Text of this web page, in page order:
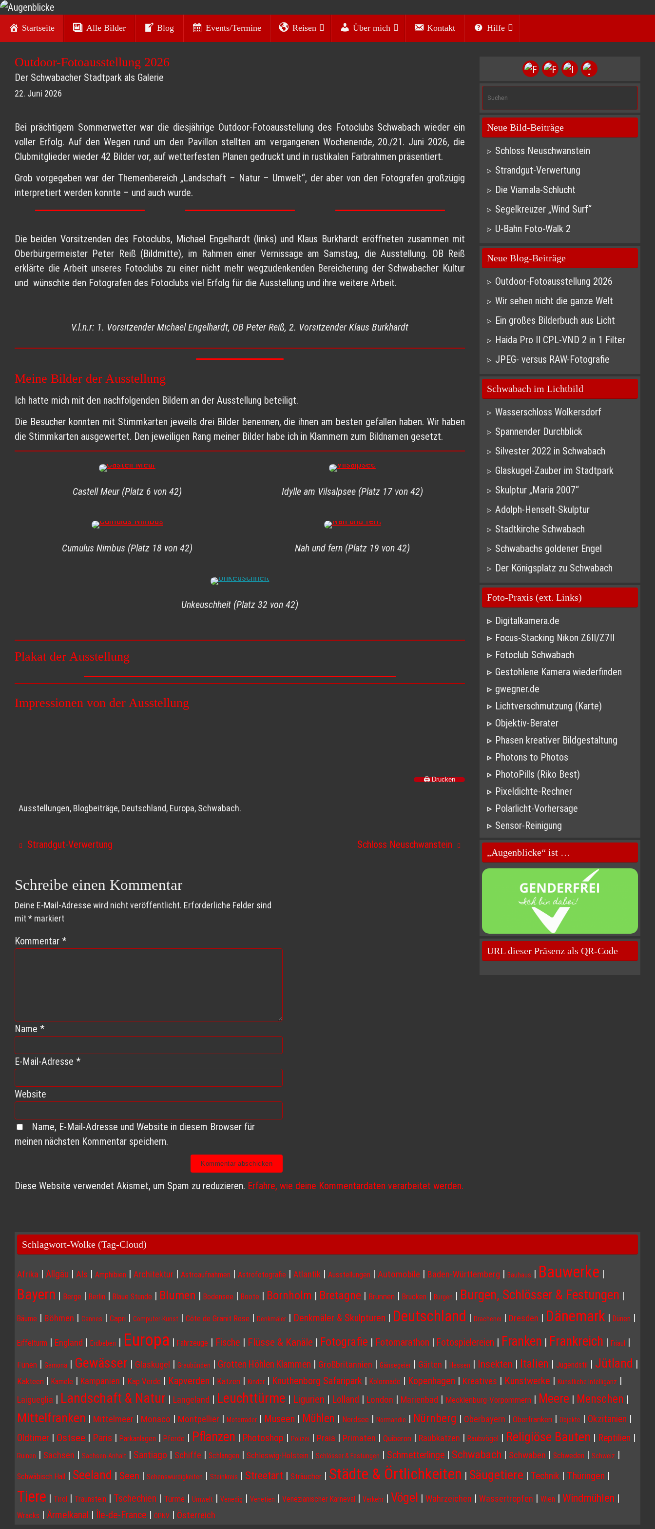
Zum
Inhalt
Augenblicke
Kurt O. Wörl - Fotografie
Inhalt
Startseite Alle Bilder Blog Events/Termine Reisen Über mich Kontakt Hilfe
Outdoor-Fotoausstellung 2026
Der Schwabacher Stadtpark als Galerie
22. Juni 2026
Bei prächtigem Sommerwetter war die diesjährige Outdoor-Fotoausstellung des Fotoclubs Schwabach wieder ein
voller Erfolg. Auf den Wegen rund um den Pavillon stellten am vergangenen Wochenende, 20./21. Juni 2026, die
Clubmitglieder wieder 42 Bilder vor, auf wetterfesten Planen gedruckt und in rustikalen Farbrahmen präsentiert.
Grob vorgegeben war der Themenbereich „Landschaft – Natur – Umwelt“, der aber von den Fotografen großzügig
interpretiert werden konnte – und auch wurde.
Die beiden Vorsitzenden des Fotoclubs, Michael Engelhardt (links) und Klaus Burkhardt eröffneten zusammen mit
Oberbürgermeister Peter Reiß (Bildmitte), im Rahmen einer Vernissage am Samstag, die Ausstellung. OB Reiß
erklärte die Arbeit unseres Fotoclubs zu einer nicht mehr wegzudenkenden Bereicherung der Schwabacher Kultur
und wünschte den Fotografen des Fotoclubs viel Erfolg für die Ausstellung und ihre weitere Arbeit.
V.l.n.r: 1. Vorsitzender Michael Engelhardt, OB Peter Reiß, 2. Vorsitzender Klaus Burkhardt
Meine Bilder der Ausstellung
Ich hatte mich mit den nachfolgenden Bildern an der Ausstellung beteiligt.
Die Besucher konnten mit Stimmkarten jeweils drei Bilder benennen, die ihnen am besten gefallen haben. Wir haben
die Stimmkarten ausgewertet. Den jeweiligen Rang meiner Bilder habe ich in Klammern zum Bildnamen gesetzt.
Castell Meur (Platz 6 von 42) Idylle am Vilsalpsee (Platz 17 von 42)
Cumulus Nimbus (Platz 18 von 42) Nah und fern (Platz 19 von 42)
Unkeuschheit (Platz 32 von 42)
Plakat der Ausstellung
Impressionen von der Ausstellung
🖨️ Drucken
Ausstellungen, Blogbeiträge, Deutschland, Europa, Schwabach.
Strandgut-Verwertung Schloss Neuschwanstein
Schreibe einen Kommentar
Deine E-Mail-Adresse wird nicht veröffentlicht. Erforderliche Felder sind
mit * markiert
Kommentar *
Name *
E-Mail-Adresse *
Website
Name, E-Mail-Adresse und Website in diesem Browser für
meinen nächsten Kommentar speichern.
Diese Website verwendet Akismet, um Spam zu reduzieren. Erfahre, wie deine Kommentardaten verarbeitet werden.
Neue Bild-Beiträge
Schloss Neuschwanstein
Strandgut-Verwertung
Die Viamala-Schlucht
Segelkreuzer „Wind Surf“
U-Bahn Foto-Walk 2
Neue Blog-Beiträge
Outdoor-Fotoausstellung 2026
Wir sehen nicht die ganze Welt
Ein großes Bilderbuch aus Licht
Haida Pro II CPL-VND 2 in 1 Filter
JPEG- versus RAW-Fotografie
Schwabach im Lichtbild
Wasserschloss Wolkersdorf
Spannender Durchblick
Silvester 2022 in Schwabach
Glaskugel-Zauber im Stadtpark
Skulptur „Maria 2007“
Adolph-Henselt-Skulptur
Stadtkirche Schwabach
Schwabachs goldener Engel
Der Königsplatz zu Schwabach
Foto-Praxis (ext. Links)
Digitalkamera.de
Focus-Stacking Nikon Z6II/Z7II
Fotoclub Schwabach
Gestohlene Kamera wiederfinden
gwegner.de
Lichtverschmutzung (Karte)
Objektiv-Berater
Phasen kreativer Bildgestaltung
Photons to Photos
PhotoPills (Riko Best)
Pixeldichte-Rechner
Polarlicht-Vorhersage
Sensor-Reinigung
„Augenblicke“ ist …
URL dieser Präsenz als QR-Code
Schlagwort-Wolke (Tag-Cloud)
Afrika | Allgäu | Als | Amphibien | Architektur | Astroaufnahmen | Astrofotografie | Atlantik | Ausstellungen | Automobile | Baden-Württemberg | Bauhaus | Bauwerke |
Bayern | Berge | Berlin | Blaue Stunde | Blumen | Bodensee | Boote | Bornholm | Bretagne | Brunnen | Brücken | Burgen | Burgen, Schlösser & Festungen |
Bäume | Böhmen | Cannes | Capri | Computer-Kunst | Côte de Granit Rose | Denkmäler | Denkmäler & Skulpturen | Deutschland | Drachenei | Dresden | Dänemark | Dünen |
Eiffelturm | England | Erdbeben | Europa | Fahrzeuge | Fische | Flüsse & Kanäle | Fotografie | Fotomarathon | Fotospielereien | Franken | Frankreich | Friaul |
Fünen | Gemona | Gewässer | Glaskugel | Graubünden | Grotten Höhlen Klammen | Großbritannien | Gänsegeier | Gärten | Hessen | Insekten | Italien | Jugendstil | Jütland |
Kakteen | Kamele | Kampanien | Kap Verde | Kapverden | Katzen | Kinder | Knuthenborg Safaripark | Kolonnade | Kopenhagen | Kreatives | Kunstwerke | Künstliche Intelliganz |
Laigueglia | Landschaft & Natur | Langeland | Leuchttürme | Ligurien | Lolland | London | Marienbad | Mecklenburg-Vorpommern | Meere | Menschen |
Mittelfranken | Mittelmeer | Monaco | Montpellier | Motorräder | Museen | Mühlen | Nordsee | Normandie | Nürnberg | Oberbayern | Oberfranken | Objekte | Okzitanien |
Oldtimer | Ostsee | Paris | Parkanlagen | Pferde | Pflanzen | Photoshop | Polizei | Praia | Primaten | Quiberon | Raubkatzen | Raubvögel | Religiöse Bauten | Reptilien |
Ruinen | Sachsen | Sachsen-Anhalt | Santiago | Schiffe | Schlangen | Schleswig-Holstein | Schlösser & Festungen | Schmetterlinge | Schwabach | Schwaben | Schweden | Schweiz |
Schwäbisch Hall | Seeland | Seen | Sehenswürdigkeiten | Steinkreis | Streetart | Sträucher | Städte & Örtlichkeiten | Säugetiere | Technik | Thüringen |
Tiere | Tirol | Traunstein | Tschechien | Türme | Umwelt | Venedig | Venetien | Venezianischer Karneval | Verkehr | Vögel | Wahrzeichen | Wassertropfen | Wien | Windmühlen |
Wracks | Ärmelkanal | Île-de-France | ÖPNV | Österreich